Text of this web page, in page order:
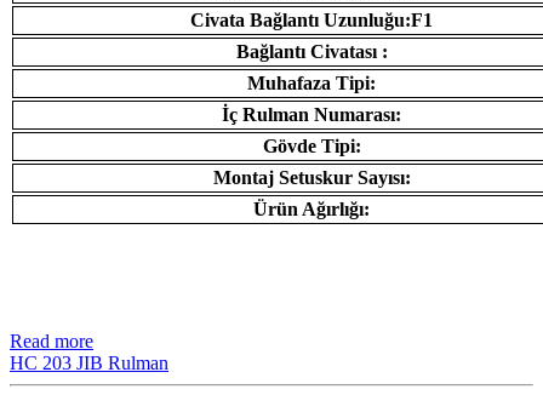
Civata Bağlantı Uzunluğu:F1
Bağlantı Civatası :
Muhafaza Tipi:
İç Rulman Numarası:
Gövde Tipi:
Montaj Setuskur Sayısı:
Ürün Ağırlığı:
Read more
HC 203 JIB Rulman